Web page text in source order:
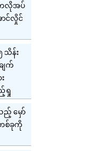
ကလိုအပ်
ာင်လှိုင်
သိန်း
ျက်
ရှု
ည့် မှော်
စ်ခုကို